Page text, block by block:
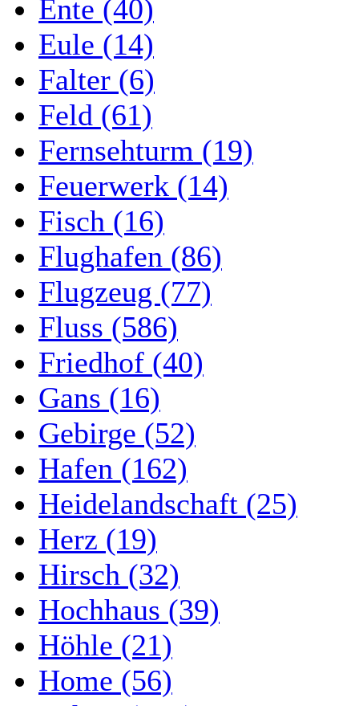
Ente (40)
Eule (14)
Falter (6)
Feld (61)
Fernsehturm (19)
Feuerwerk (14)
Fisch (16)
Flughafen (86)
Flugzeug (77)
Fluss (586)
Friedhof (40)
Gans (16)
Gebirge (52)
Hafen (162)
Heidelandschaft (25)
Herz (19)
Hirsch (32)
Hochhaus (39)
Höhle (21)
Home (56)